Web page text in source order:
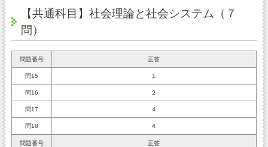
【共通科目】社会理論と社会システム（７
問）
問題番号 正答
問15 １
問16 ２
問17 ４
問18 ４
問題番号 正答